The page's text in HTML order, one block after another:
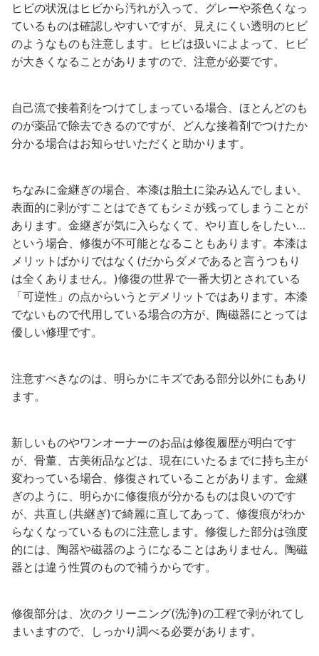
ヒビの状況はヒビから汚れが入って、グレーや茶色くなっ
ているものは確認しやすいですが、見えにくい透明のヒビ
のようなものも注意します。ヒビは扱いによよって、ヒビ
が大きくなることがありますので、注意が必要です。
自己流で接着剤をつけてしまっている場合、ほとんどのも
のが薬品で除去できるのですが、どんな接着剤でつけたか
分かる場合はお知らせいただくと助かります。
ちなみに金継ぎの場合、本漆は胎土に染み込んでしまい、
表面的に剥がすことはできてもシミが残ってしまうことが
あります。金継ぎが気に入らなくて、やり直しをしたい…
という場合、修復が不可能となることもあります。本漆は
メリットばかりではなく(だからダメであると言うつもり
は全くありません。)修復の世界で一番大切とされている
「可逆性」の点からいうとデメリットではあります。本漆
でないもので代用している場合の方が、陶磁器にとっては
優しい修理です。
注意すべきなのは、明らかにキズである部分以外にもあり
ます。
新しいものやワンオーナーのお品は修復履歴が明白です
が、骨董、古美術品などは、現在にいたるまでに持ち主が
変わっている場合、修復されていることがあります。金継
ぎのように、明らかに修復痕が分かるものは良いのです
が、共直し(共継ぎ)で綺麗に直してあって、修復痕がわか
らなくなっているものに注意します。修復した部分は強度
的には、陶器や磁器のようになることはありません。陶磁
器とは違う性質のもので補うからです。
修復部分は、次のクリーニング(洗浄)の工程で剥がれてし
まいますので、しっかり調べる必要があります。